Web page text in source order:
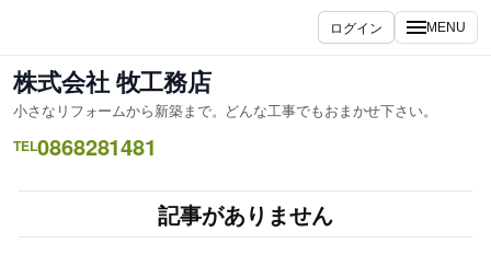
を
ス
キ
ッ
ログイン MENU
株式会社 牧工務店
小さなリフォームから新築まで。どんな工事でもおまかせ下さい。
TEL0868281481
記事がありません